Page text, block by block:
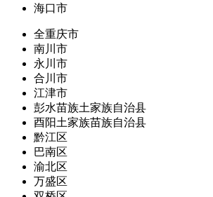
海口市
全重庆市
南川市
永川市
合川市
江津市
彭水苗族土家族自治县
酉阳土家族苗族自治县
黔江区
巴南区
渝北区
万盛区